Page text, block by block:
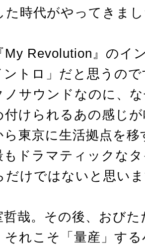
た時代がやってきま
My Revolution』のイ
ントロ」だと思うの
ノサウンドなのに、
付けられるあの感じ
ら東京に生活拠点を
もドラマティックな
だけではないと思い
哲哉。その後、おび
それこそ「量産」す